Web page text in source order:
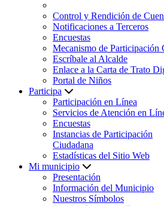
Control y Rendición de
Notificaciones a Terceros
Encuestas
Mecanismo de Participación
Escríbale al Alcalde
Enlace a la Carta de Trato
Portal de Niños
Participa
Participación en Línea
Servicios de Atención en
Encuestas
Instancias de Participación
Ciudadana
Estadísticas del Sitio Web
Mi municipio
Presentación
Información del Municipio
Nuestros Símbolos